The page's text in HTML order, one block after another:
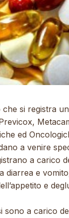
che si registra
ed
a venire
a carico
diarrea e
e
sono a carico